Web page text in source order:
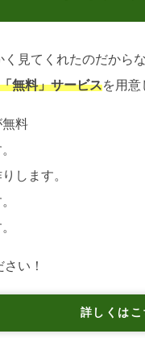
見てくれたのだから
無料」サービスを用意
無料
します。
い！
詳しくはこ